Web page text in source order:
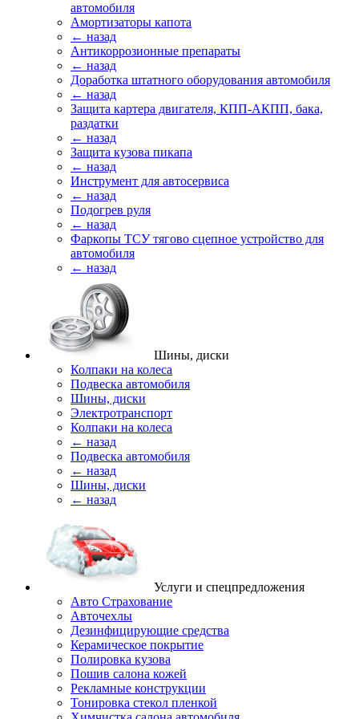
автомобиля
Амортизаторы капота
← назад
Антикоррозионные препараты
← назад
Доработка штатного оборудования автомобиля
← назад
Защита картера двигателя, КПП-АКПП, бака,
раздатки
← назад
Защита кузова пикапа
← назад
Инструмент для автосервиса
← назад
Подогрев руля
← назад
Фаркопы ТСУ тягово сцепное устройство для
автомобиля
← назад
Шины, диски
Колпаки на колеса
Подвеска автомобиля
Шины, диски
Электротранспорт
Колпаки на колеса
← назад
Подвеска автомобиля
← назад
Шины, диски
← назад
Услуги и спецпредложения
Авто Страхование
Авточехлы
Дезинфицирующие средства
Керамическое покрытие
Полировка кузова
Пошив салона кожей
Рекламные конструкции
Тонировка стекол пленкой